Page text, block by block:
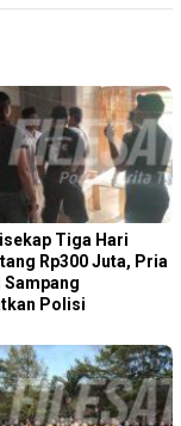
Tiga Hari
Rp300 Juta, Pria
Sampang
Polisi